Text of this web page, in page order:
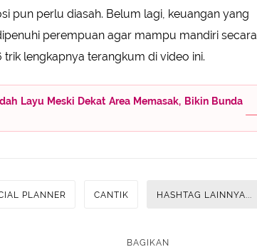
pun perlu diasah. Belum lagi, keuangan yang
perempuan agar mampu mandiri secara
trik lengkapnya terangkum di video ini.
Layu Meski Dekat Area Memasak, Bikin Bunda
PLANNER CANTIK HASHTAG LAINNYA...
BAGIKAN